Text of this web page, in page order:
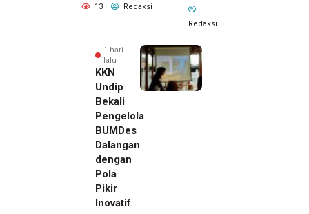
13 Redaksi
Redaksi
1 hari
lalu
KKN
Undip
Bekali
Pengelola
BUMDes
Dalangan
dengan
Pola
Pikir
Inovatif
1 hari lalu